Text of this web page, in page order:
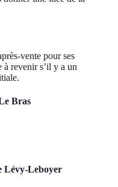
vente pour ses
à revenir s’il y a un
Bras
Lévy-Leboyer